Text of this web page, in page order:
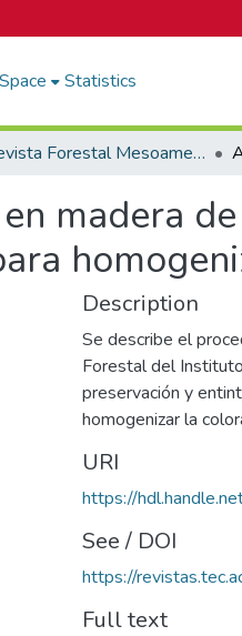
Statistics
Revista Forestal Mesoamericana Kurú
madera
Description
Se describe el
Forestal del
preservación y
homogenizar la
URI
https://
See / DOI
https://
Full text